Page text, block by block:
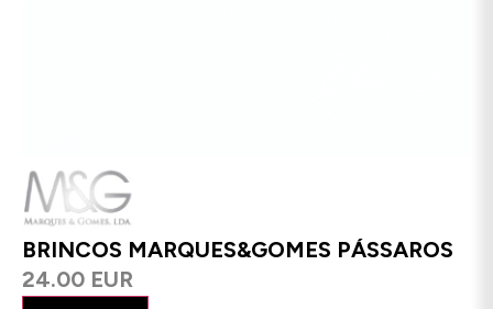
BRINCOS MARQUES&GOMES PÁSSAROS
24.00 EUR